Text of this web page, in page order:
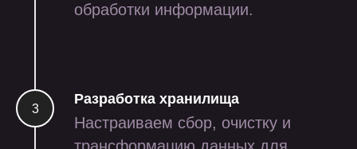
обработки информации.
Разработка хранилища
Настраиваем сбор, очистку и
проекты